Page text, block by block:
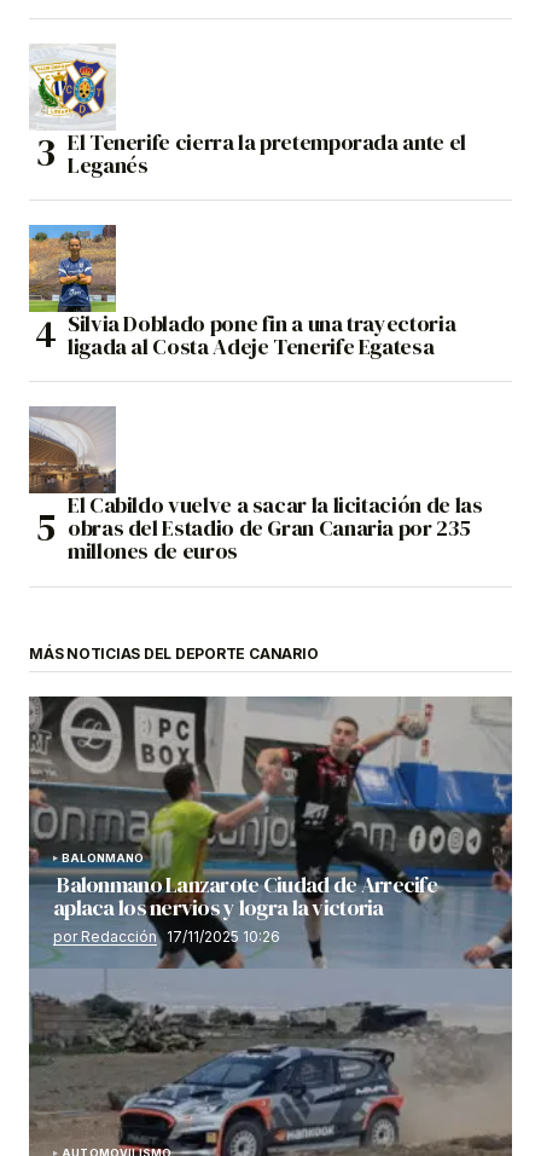
El Tenerife cierra la pretemporada ante el
Leganés
Silvia Doblado pone fin a una trayectoria
ligada al Costa Adeje Tenerife Egatesa
El Cabildo vuelve a sacar la licitación de las
obras del Estadio de Gran Canaria por 235
millones de euros
MÁS NOTICIAS DEL DEPORTE CANARIO
BALONMANO
Balonmano Lanzarote Ciudad de Arrecife
aplaca los nervios y logra la victoria
por Redacción 17/11/2025 10:26
AUTOMOVILISMO